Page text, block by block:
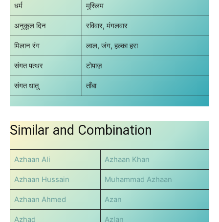
धर्म मुस्लिम
अनुकूल दिन रविवार, मंगलवार
मिलान रंग लाल, जंग, हल्का हरा
संगत पत्थर टोपाज़
संगत धातु ताँबा
Similar and Combination
Azhaan Ali Azhaan Khan
Azhaan Hussain Muhammad Azhaan
Azhaan Ahmed Azan
Azhad Azlan